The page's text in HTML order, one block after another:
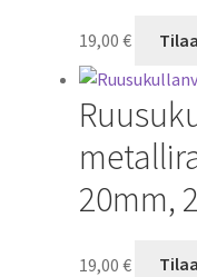
19,00 € Tilaa
20mm,
19,00 € Tilaa